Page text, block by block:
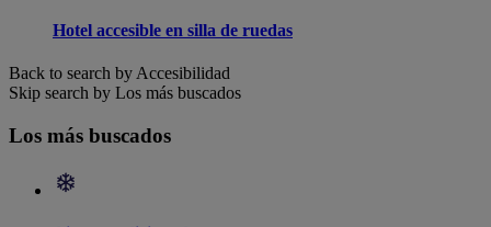
Hotel accesible en silla de ruedas
Back to search by Accesibilidad
Skip search by Los más buscados
Los más buscados